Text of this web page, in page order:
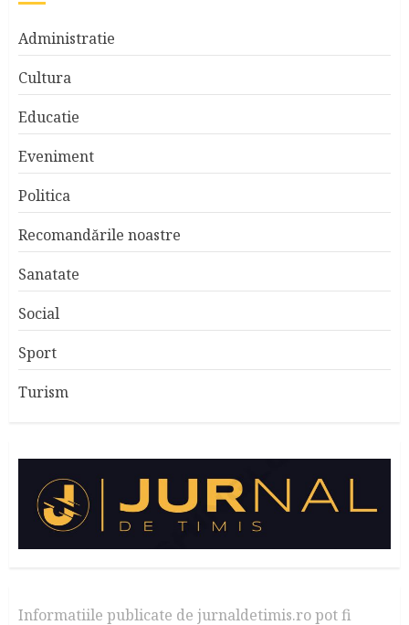
Administratie
Cultura
Educatie
Eveniment
Politica
Recomandările noastre
Sanatate
Social
Sport
Turism
Informatiile publicate de jurnaldetimis.ro pot fi